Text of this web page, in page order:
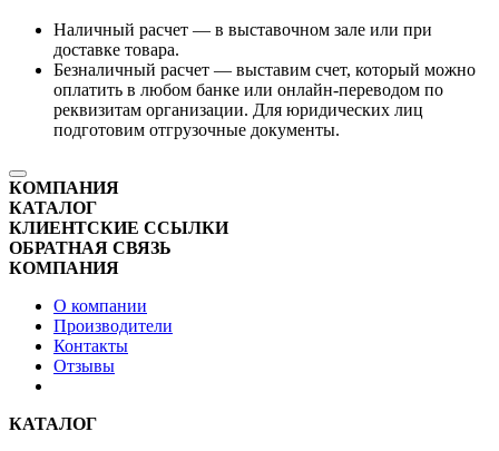
Наличный расчет — в выставочном зале или при
доставке товара.
Безналичный расчет — выставим счет, который можно
оплатить в любом банке или онлайн-переводом по
реквизитам организации. Для юридических лиц
подготовим отгрузочные документы.
КОМПАНИЯ
КАТАЛОГ
КЛИЕНТСКИЕ ССЫЛКИ
ОБРАТНАЯ СВЯЗЬ
КОМПАНИЯ
О компании
Производители
Контакты
Отзывы
КАТАЛОГ